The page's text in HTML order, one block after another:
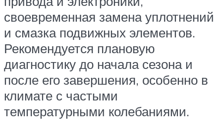
своевременная замена уплотнений
и смазка подвижных элементов.
Рекомендуется плановую
диагностику до начала сезона и
после его завершения, особенно в
климате с частыми
температурными колебаниями.